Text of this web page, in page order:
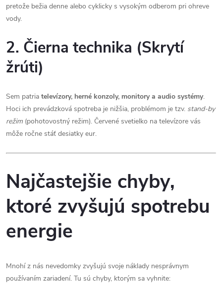
pretože bežia denne alebo cyklicky s vysokým odberom pri ohreve
vody.
2. Čierna technika (Skrytí
žrúti)
Sem patria televízory, herné konzoly, monitory a audio systémy.
Hoci ich prevádzková spotreba je nižšia, problémom je tzv. stand-by
režim (pohotovostný režim). Červené svetielko na televízore vás
môže ročne stáť desiatky eur.
Najčastejšie chyby,
ktoré zvyšujú spotrebu
energie
Mnohí z nás nevedomky zvyšujú svoje náklady nesprávnym
používaním zariadení. Tu sú chyby, ktorým sa vyhnite: